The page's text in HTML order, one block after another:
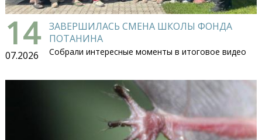
14
07.2026
ЗАВЕРШИЛАСЬ СМЕНА ШКОЛЫ ФОНДА
ПОТАНИНА
Собрали интересные моменты в итоговое видео